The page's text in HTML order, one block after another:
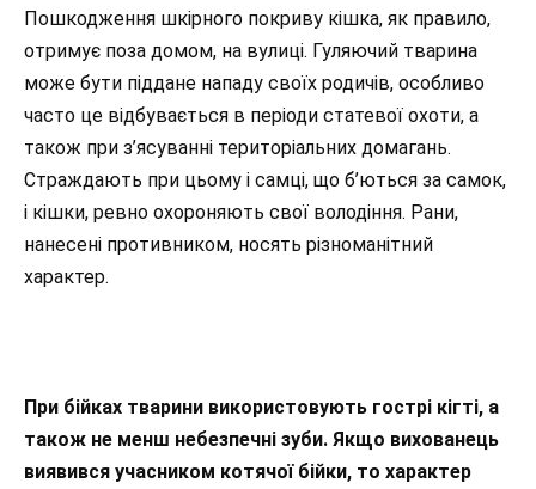
Пошкодження шкірного покриву кішка, як правило,
отримує поза домом, на вулиці. Гуляючий тварина
може бути піддане нападу своїх родичів, особливо
часто це відбувається в періоди статевої охоти, а
також при з’ясуванні територіальних домагань.
Страждають при цьому і самці, що б’ються за самок,
і кішки, ревно охороняють свої володіння. Рани,
нанесені противником, носять різноманітний
характер.
При бійках тварини використовують гострі кігті, а
також не менш небезпечні зуби. Якщо вихованець
виявився учасником котячої бійки, то характер